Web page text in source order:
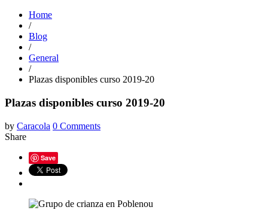
Home
/
Blog
/
General
/
Plazas disponibles curso 2019-20
Plazas disponibles curso 2019-20
by Caracola 0 Comments
Share
Save